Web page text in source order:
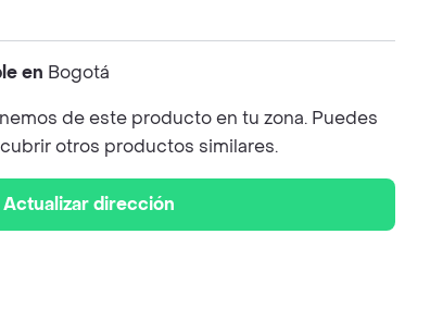
en Bogotá
de este producto en tu zona. Puedes
otros productos similares.
Actualizar dirección